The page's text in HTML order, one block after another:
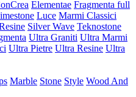
Elementae Fragmenta full
Luce Marmi Classici
Silver Wave Teknostone
Ultra Graniti Ultra Marmi
Ultra Pietre Ultra Resine Ultra
Marble Stone Style Wood And